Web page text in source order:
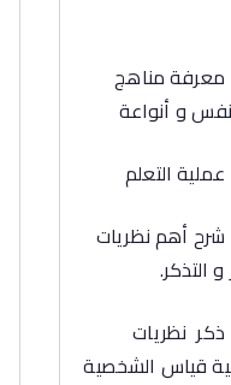
مناهج
و أنواعة
نظريات
التذكر.
قياس الشخصية